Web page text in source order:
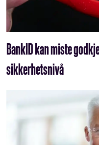
BankID kan miste
sikkerhetsnivå